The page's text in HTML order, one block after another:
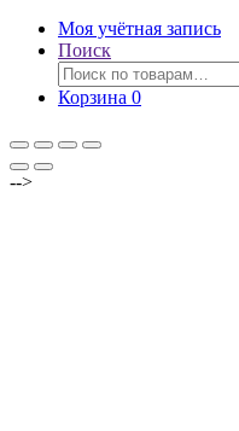
Моя учётная запись
Поиск
Искать:
Корзина 0
-->